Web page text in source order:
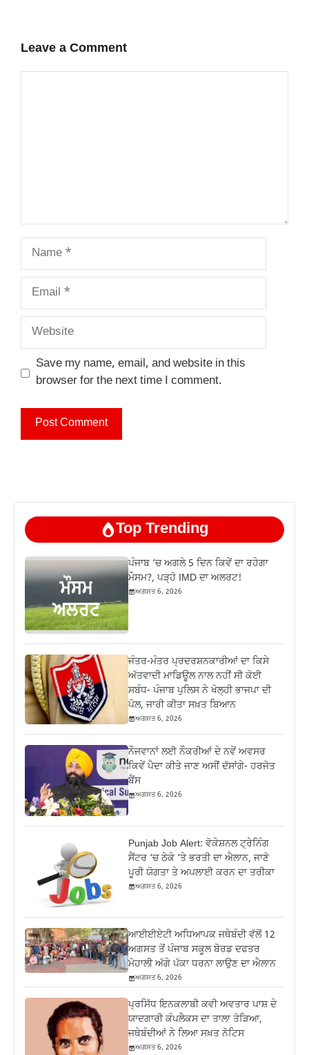
Leave a Comment
Name
Email
Website
Save my name, email, and website in this
browser for the next time I comment.
Top Trending
ਪੰਜਾਬ ‘ਚ ਅਗਲੇ 5 ਦਿਨ ਕਿਵੇਂ ਦਾ ਰਹੇਗਾ
ਮੌਸਮ?, ਪੜ੍ਹੋ IMD ਦਾ ਅਲਰਟ!
ਅਗਸਤ 6, 2026
ਜੰਤਰ-ਮੰਤਰ ਪ੍ਰਦਰਸ਼ਨਕਾਰੀਆਂ ਦਾ ਕਿਸੇ
ਅੱਤਵਾਦੀ ਮਾਡਿਊਲ ਨਾਲ ਨਹੀਂ ਸੀ ਕੋਈ
ਸਬੰਧ- ਪੰਜਾਬ ਪੁਲਿਸ ਨੇ ਖੋਲ੍ਹੀ ਭਾਜਪਾ ਦੀ
ਪੋਲ, ਜਾਰੀ ਕੀਤਾ ਸਖ਼ਤ ਬਿਆਨ
ਅਗਸਤ 6, 2026
ਨੌਜਵਾਨਾਂ ਲਈ ਨੌਕਰੀਆਂ ਦੇ ਨਵੇਂ ਅਵਸਰ
ਕਿਵੇਂ ਪੈਦਾ ਕੀਤੇ ਜਾਣ ਅਸੀਂ ਦੱਸਾਂਗੇ- ਹਰਜੋਤ
ਬੈਂਸ
ਅਗਸਤ 6, 2026
Punjab Job Alert: ਵੋਕੇਸ਼ਨਲ ਟ੍ਰੇਨਿੰਗ
ਸੈਂਟਰ ‘ਚ ਠੇਕੇ ‘ਤੇ ਭਰਤੀ ਦਾ ਐਲਾਨ, ਜਾਣੋ
ਪੂਰੀ ਯੋਗਤਾ ਤੇ ਅਪਲਾਈ ਕਰਨ ਦਾ ਤਰੀਕਾ
ਅਗਸਤ 6, 2026
ਆਈਈਏਟੀ ਅਧਿਆਪਕ ਜਥੇਬੰਦੀ ਵੱਲੋਂ 12
ਅਗਸਤ ਤੋਂ ਪੰਜਾਬ ਸਕੂਲ ਬੋਰਡ ਦਫਤਰ
ਮੋਹਾਲੀ ਅੱਗੇ ਪੱਕਾ ਧਰਨਾ ਲਾਉਣ ਦਾ ਐਲਾਨ
ਅਗਸਤ 6, 2026
ਪ੍ਰਸਿੱਧ ਇਨਕਲਾਬੀ ਕਵੀ ਅਵਤਾਰ ਪਾਸ਼ ਦੇ
ਯਾਦਗਾਰੀ ਕੰਪਲੈਕਸ ਦਾ ਤਾਲਾ ਤੋੜਿਆ,
ਜਥੇਬੰਦੀਆਂ ਨੇ ਲਿਆ ਸਖ਼ਤ ਨੋਟਿਸ
ਅਗਸਤ 6, 2026